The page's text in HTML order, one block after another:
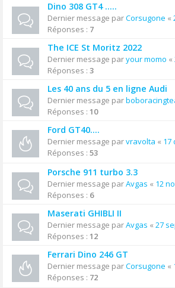
Dino 308 GT4 .....
Dernier message parCorsugone «
Réponses : 7
The ICE St Moritz 2022
Dernier message paryour momo «
Réponses : 3
Les 40 ans du 5 en ligne Audi
Dernier message par
Réponses : 10
Ford GT40....
Dernier message parvravolta « 17
Réponses : 53
Porsche 911 turbo 3.3
Dernier message parAvgas « 12
Réponses : 6
Maserati GHIBLI II
Dernier message parAvgas « 27
Réponses : 12
Ferrari Dino 246 GT
Dernier message parCorsugone «
Réponses : 72